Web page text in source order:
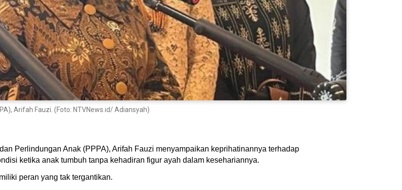
Arifah Fauzi. (Foto: NTVNews.id/ Adiansyah)
Perlindungan Anak (PPPA), Arifah Fauzi menyampaikan keprihatinannya terhadap
ketika anak tumbuh tanpa kehadiran figur ayah dalam kesehariannya.
peran yang tak tergantikan.